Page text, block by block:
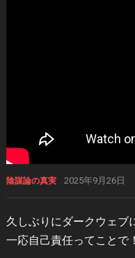
陰謀論の真実 2025年9月26日
久しぶりにダークウェブ
一応自己責任ってことで！